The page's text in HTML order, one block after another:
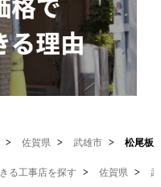
> 佐賀県 > 武雄市 > 松尾板
る工事店を探す > 佐賀県 >